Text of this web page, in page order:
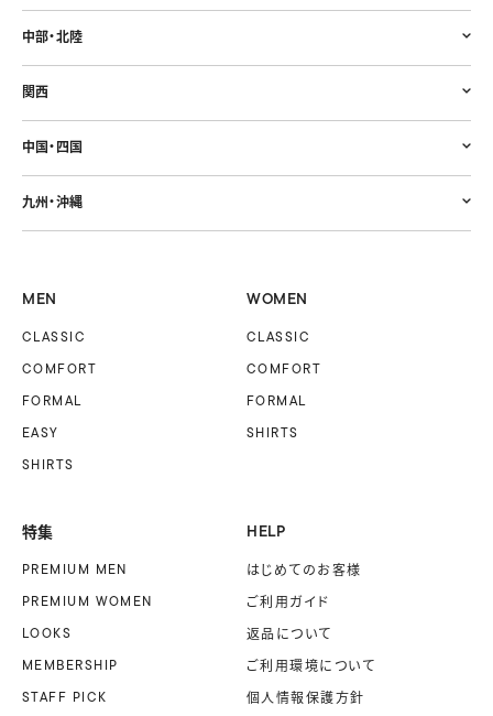
中部・北陸
関西
中国・四国
九州・沖縄
MEN
CLASSIC
COMFORT
FORMAL
EASY
SHIRTS
WOMEN
CLASSIC
COMFORT
FORMAL
SHIRTS
特集
PREMIUM MEN
PREMIUM WOMEN
LOOKS
MEMBERSHIP
STAFF PICK
HELP
はじめてのお客様
ご利用ガイド
返品について
ご利用環境について
個人情報保護方針